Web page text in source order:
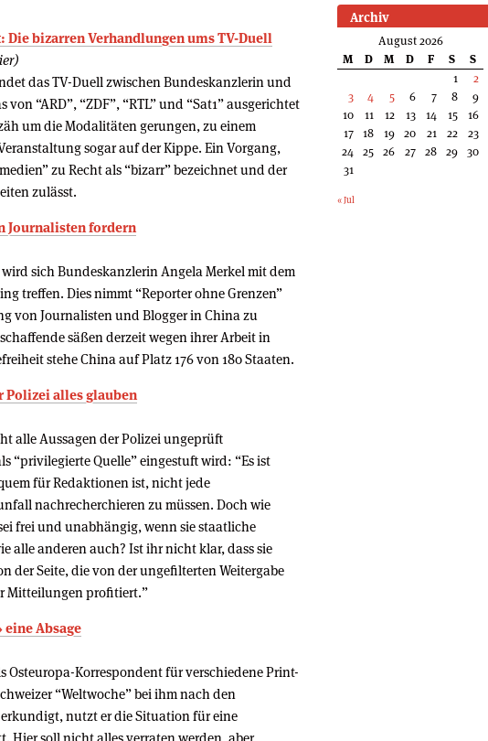
Die bizarren Verhandlungen ums TV-Duell
das TV-Duell zwischen Bundeskanzlerin und
“ARD”, “ZDF”, “RTL” und “Sat1” ausgerichtet
um die Modalitäten gerungen, zu einem
sogar auf der Kippe. Ein Vorgang,
zu Recht als “bizarr” bezeichnet und der
zulässt.
Journalisten fordern
sich Bundeskanzlerin Angela Merkel mit dem
treffen. Dies nimmt “Reporter ohne Grenzen”
von Journalisten und Blogger in China zu
säßen derzeit wegen ihrer Arbeit in
stehe China auf Platz 176 von 180 Staaten.
Polizei alles glauben
alle Aussagen der Polizei ungeprüft
“privilegierte Quelle” eingestuft wird: “Es ist
für Redaktionen ist, nicht jede
nachrecherchieren zu müssen. Doch wie
frei und unabhängig, wenn sie staatliche
alle anderen auch? Ist ihr nicht klar, dass sie
der Seite, die von der ungefilterten Weitergabe
Mitteilungen profitiert.”
Absage
Osteuropa-Korrespondent für verschiedene Print-
“Weltwoche” bei ihm nach den
nutzt er die Situation für eine
Hier soll nicht alles verraten werden, aber
Archiv
August 2026
M
D M D F S
S
1
2
3
4 5 6 7 8
9
10
11 12 13 14 15
16
17 18 19 20 21 22
23
24 25 26 27 28 29 30
31
« Jul